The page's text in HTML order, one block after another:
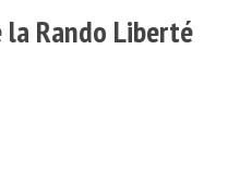
la Rando Liberté